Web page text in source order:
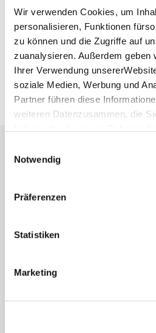
Wir verwenden Cookies, um
personalisieren, Funktionen
zu können und die Zugriffe auf
zuanalysieren. Außerdem geben
Ihrer Verwendung
soziale Medien, Werbung und
Partner führen diese
weiteren Datenzusammen, die
Impressum
Notwendig
Präferenzen
Statistiken
Marketing
Verkehrs- und Tarifverbund
Fahrplanauskunft des
Deutsche Bahn AG
Fahrplanauskunft der
Google Maps
Google Maps Route
Lassen Sie sich
Highlights und aktuellen